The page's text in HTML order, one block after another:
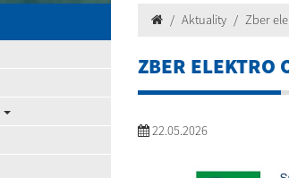
Aktuality Zber
ZBER ELEKTRO
22.05.2026